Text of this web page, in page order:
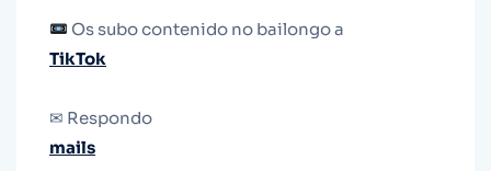
Os subo contenido no bailongo a
TikTok
✉ Respondo
mails